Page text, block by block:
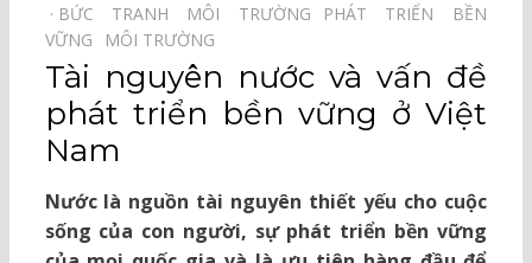
ONBỨC TRANH MÔI TRƯỜNG⠀
PHÁT TRIỂN BỀN
VỮNG⠀
MÔI TRƯỜNG⠀
Tài nguyên nước và vấn đề
phát triển bền vững ở Việt
Nam
Nước là nguồn tài nguyên thiết yếu cho cuộc
sống của con người, sự phát triển bền vững